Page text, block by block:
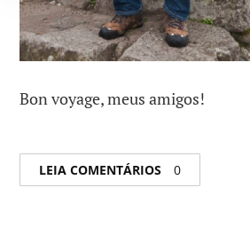
Bon voyage, meus amigos!
LEIA COMENTÁRIOS 0